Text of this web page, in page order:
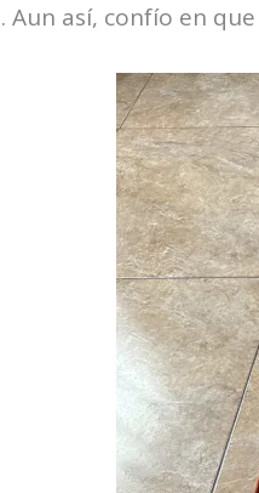
Aun así, confío en